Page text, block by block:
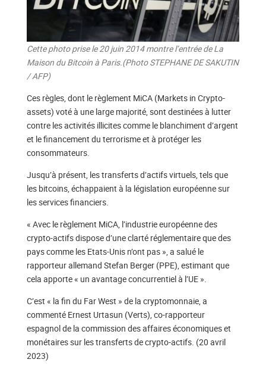
Cette photo prise le 20 juin 2014 montre l’entrée de La
Maison du Bitcoin à Paris.(Photo STEPHANE DE SAKUTIN
/ AFP)
Ces règles, dont le règlement MiCA (Markets in Crypto-
assets) voté à une large majorité, sont destinées à lutter
contre les activités illicites comme le blanchiment d’argent
et le financement du terrorisme et à protéger les
consommateurs.
Jusqu’à présent, les transferts d’actifs virtuels, tels que
les bitcoins, échappaient à la législation européenne sur
les services financiers.
« Avec le règlement MiCA, l’industrie européenne des
crypto-actifs dispose d’une clarté réglementaire que des
pays comme les Etats-Unis n’ont pas », a salué le
rapporteur allemand Stefan Berger (PPE), estimant que
cela apporte « un avantage concurrentiel à l’UE ».
C’est « la fin du Far West » de la cryptomonnaie, a
commenté Ernest Urtasun (Verts), co-rapporteur
espagnol de la commission des affaires économiques et
monétaires sur les transferts de crypto-actifs. (20 avril
2023)